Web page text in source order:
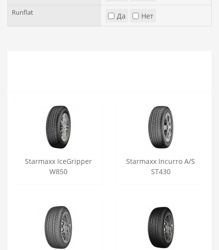
Runflat Да Нет
Starmaxx IceGripper
W850
Starmaxx Incurro A/S
ST430